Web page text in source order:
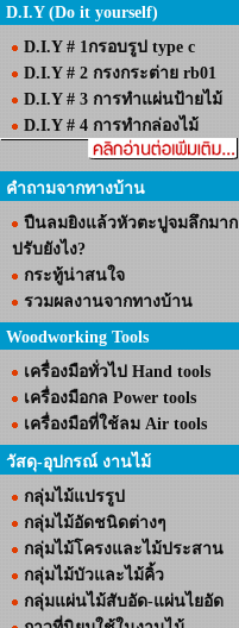
D.I.Y (Do it yourself)
D.I.Y # 1กรอบรูป type c
D.I.Y # 2 กรงกระต่าย rb01
D.I.Y # 3 การทำแผ่นป้ายไม้
D.I.Y # 4 การทำกล่องไม้
คำถามจากทางบ้าน
ปืนลมยิงแล้วหัวตะปูจมลึกมาก
ปรับยังไง?
กระทู้น่าสนใจ
รวมผลงานจากทางบ้าน
Woodworking Tools
เครื่องมือทั่วไป Hand tools
เครื่องมือกล Power tools
เครื่องมือที่ใช้ลม Air tools
วัสดุ-อุปกรณ์ งานไม้
กลุ่มไม้แปรรูป
กลุ่มไม้อัดชนิดต่างๆ
กลุ่มไม้โครงและไม้ประสาน
กลุ่มไม้บัวและไม้คิ้ว
กลุ่มแผ่นไม้สับอัด-แผ่นไยอัด